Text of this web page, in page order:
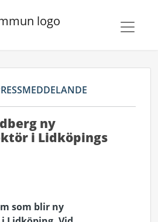
ny
i Lidköpings
som blir ny